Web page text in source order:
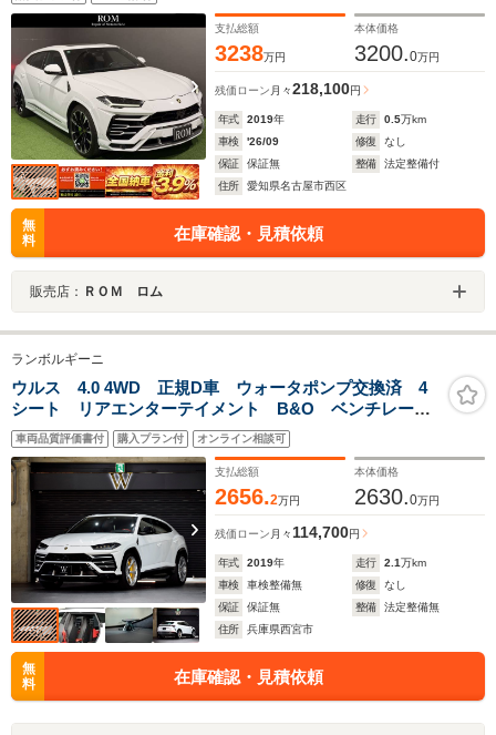
ビジョン/トップビューカメラ/HUD /マッサージシート
支払総額
3238万円
本体価格
3200.0万円
残価ローン 月々218,100円
年式 2019年 走行 0.5万km
車検
'26/09 修復
なし
保証
保証無 整備
法定整備付
住所
愛知県名古屋市西区
無
料
在庫確認・見積依頼
販売店： ＲＯＭ ロム
ランボルギーニ
ウルス 4.0 4WD 正規D車 ウォータポンプ交換済 4
シート リアエンターテイメント B&O ベンチレーシ
ョン&マッサージ Q4トゥーラwithレザー ガラスパノ
ラマルーフ ハイウェイアシスタンスPKG ナイトビジ
ョン
車両品質評価書付 購入プラン付 オンライン相談可
支払総額
2656.2万円
本体価格
2630.0万円
残価ローン 月々114,700円
年式 2019年 走行 2.1万km
車検
車検整備無 修復
なし
保証
保証無 整備
法定整備無
住所
兵庫県西宮市
無
料
在庫確認・見積依頼